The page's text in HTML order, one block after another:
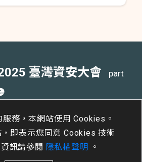
務，本網站使用 Cookies。
即表示您同意 Cookies 技術
訊請參閱 隱私權聲明 。
臺灣資安大會
part